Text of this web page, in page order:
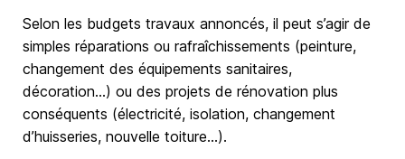
Selon les budgets travaux annoncés, il peut s’agir de
simples réparations ou rafraîchissements (peinture,
changement des équipements sanitaires,
décoration…) ou des projets de rénovation plus
conséquents (électricité, isolation, changement
d’huisseries, nouvelle toiture…).